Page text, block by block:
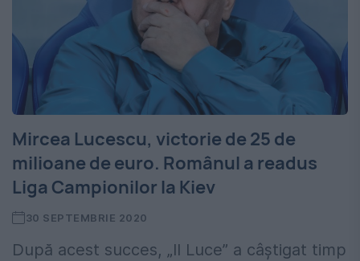
Mircea Lucescu, victorie de 25 de
milioane de euro. Românul a readus
Liga Campionilor la Kiev
30 SEPTEMBRIE 2020
După acest succes, „Il Luce” a câștigat timp